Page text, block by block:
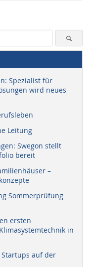
Spezialist für
wird neues
Leitung
Swegon stellt
bereit
–
Sommerprüfung
ersten
in
auf der